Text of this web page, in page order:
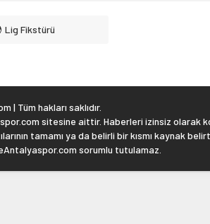
Lig Fikstürü
Tüm hakları saklıdır.
sitesine aittir. Haberleri izinsiz olarak
tamamı ya da belirli bir kısmı kaynak
sorumlu tutulamaz.